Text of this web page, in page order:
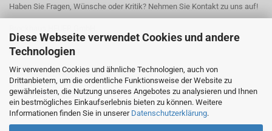
Diese Webseite verwendet Cookies und andere
Technologien
Wir verwenden Cookies und ähnliche Technologien, auch von
Drittanbietern, um die ordentliche Funktionsweise der Website zu
gewährleisten, die Nutzung unseres Angebotes zu analysieren und Ihnen
ein bestmögliches Einkaufserlebnis bieten zu können. Weitere
Informationen finden Sie in unserer Datenschutzerklärung.
Haben Sie Fragen, Wünsche oder Kritik? Nehmen Sie Kontakt zu uns auf!
Oestertalstr. 54
D-58840 Plettenberg
Telefon (+49) 02391 6029 0
E-Mail: info@heuer.de
Website:www.heuer.de